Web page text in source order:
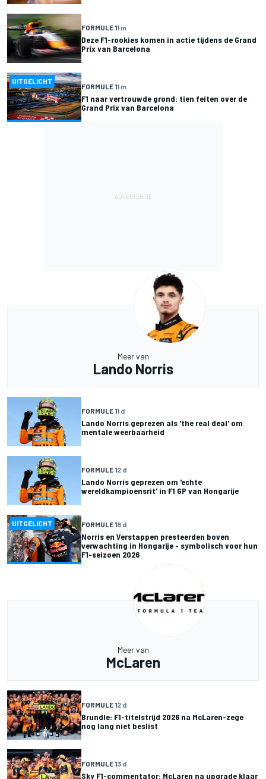
FORMULE 11 m
Deze F1-rookies komen in actie tijdens de Grand
Prix van Barcelona
UITGELICHT
FORMULE 11 m
F1 naar vertrouwde grond: tien feiten over de
Grand Prix van Barcelona
Meer van
Lando Norris
FORMULE 11 d
Lando Norris geprezen als 'the real deal' om
mentale weerbaarheid
FORMULE 12 d
Lando Norris geprezen om 'echte
wereldkampioensrit' in F1 GP van Hongarije
UITGELICHT FORMULE 18 d
Norris en Verstappen presteerden boven
verwachting in Hongarije - symbolisch voor hun
F1-seizoen 2026
Meer van
McLaren
FORMULE 12 d
Brundle: F1-titelstrijd 2026 na McLaren-zege
nog lang niet beslist
FORMULE 13 d
Sky F1-commentator: McLaren na upgrade klaar